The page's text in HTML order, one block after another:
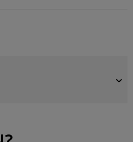
ausführt. Arsène Lupin